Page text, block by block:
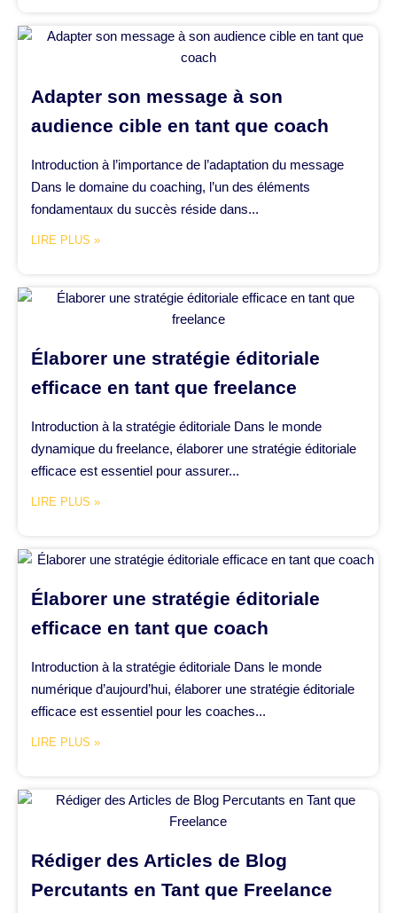
Adapter son message à son
audience cible en tant que coach
Introduction à l’importance de l’adaptation du message
Dans le domaine du coaching, l’un des éléments
fondamentaux du succès réside dans...
LIRE PLUS »
Élaborer une stratégie éditoriale
efficace en tant que freelance
Introduction à la stratégie éditoriale Dans le monde
dynamique du freelance, élaborer une stratégie éditoriale
efficace est essentiel pour assurer...
LIRE PLUS »
Élaborer une stratégie éditoriale
efficace en tant que coach
Introduction à la stratégie éditoriale Dans le monde
numérique d’aujourd’hui, élaborer une stratégie éditoriale
efficace est essentiel pour les coaches...
LIRE PLUS »
Rédiger des Articles de Blog
Percutants en Tant que Freelance